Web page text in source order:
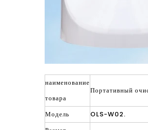
наименование
товара
Портативный
Модель OLS-W02.